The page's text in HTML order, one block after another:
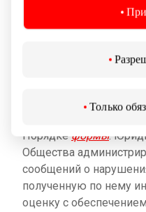
Только
Во исполнение Закона
специальных
подавать по
приемлемыми Вам
Порядкеформы.
Общества
сообщений о
полученную по нему
оценку с